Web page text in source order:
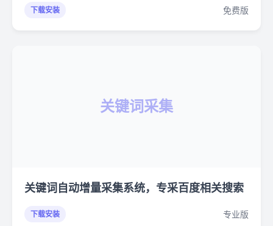
下载安装 免费版
关键词采集
关键词自动增量采集系统，专采百度相关搜索
下载安装 专业版